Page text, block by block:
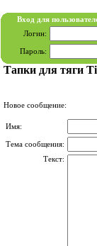
Вход для
Логин:
Пароль:
Тапки для тяги
Новое сообщение:
Имя:
Тема сообщения:
Текст: